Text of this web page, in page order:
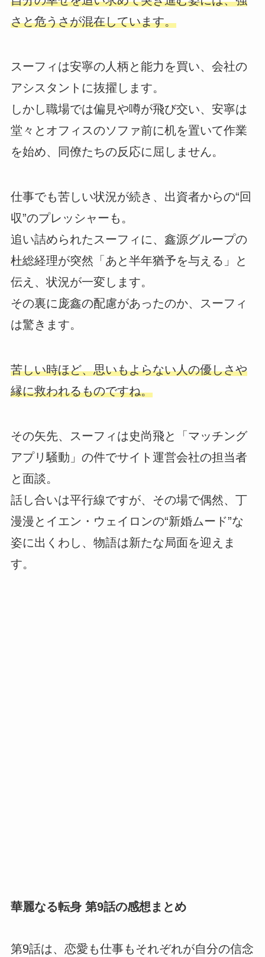
さと危うさが混在しています。
スーフィは安寧の人柄と能力を買い、会社の
アシスタントに抜擢します。
しかし職場では偏見や噂が飛び交い、安寧は
堂々とオフィスのソファ前に机を置いて作業
を始め、同僚たちの反応に屈しません。
仕事でも苦しい状況が続き、出資者からの“回
収”のプレッシャーも。
追い詰められたスーフィに、鑫源グループの
杜総経理が突然「あと半年猶予を与える」と
伝え、状況が一変します。
その裏に庞鑫の配慮があったのか、スーフィ
は驚きます。
苦しい時ほど、思いもよらない人の優しさや
縁に救われるものですね。
その矢先、スーフィは史尚飛と「マッチング
アプリ騒動」の件でサイト運営会社の担当者
と面談。
話し合いは平行線ですが、その場で偶然、丁
漫漫とイエン・ウェイロンの“新婚ムード”な
姿に出くわし、物語は新たな局面を迎えま
す。
華麗なる転身 第9話の感想まとめ
第9話は、恋愛も仕事もそれぞれが自分の信念